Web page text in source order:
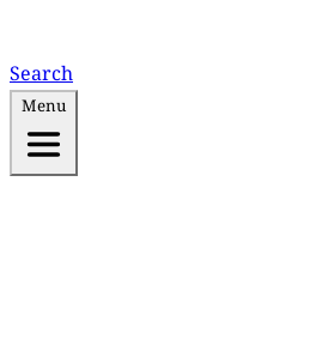
Search
Menu